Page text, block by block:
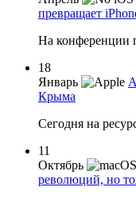
превращает
На конференции
18
Январь
Крыма
Сегодня на
11
Октябрь
революций, но